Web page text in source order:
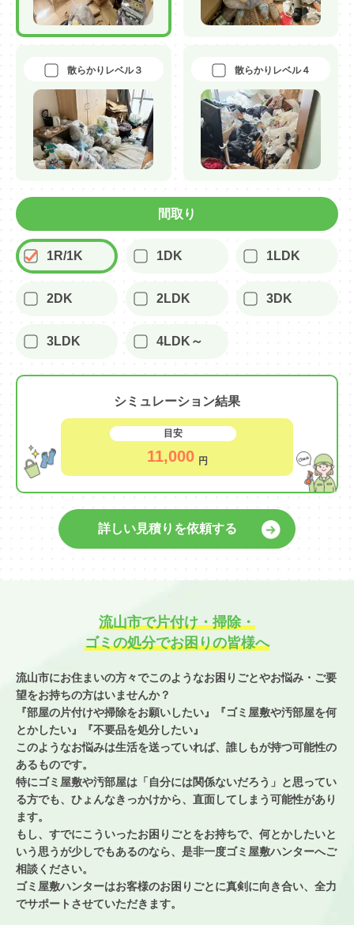
散らかりレベル３ 散らかりレベル４
間取り
1R/1K 1DK 1LDK
2DK 2LDK 3DK
3LDK 4LDK～
シミュレーション結果
目安
11,000 円
詳しい見積りを依頼する
流山市で片付け・掃除・
ゴミの処分でお困りの皆様へ
流山市にお住まいの方々でこのようなお困りごとやお悩み・ご要
望をお持ちの方はいませんか？
『部屋の片付けや掃除をお願いしたい』『ゴミ屋敷や汚部屋を何
とかしたい』
『不要品を処分したい』
このようなお悩みは生活を送っていれば、誰しもが持つ可能性の
あるものです。
特にゴミ屋敷や汚部屋は「自分には関係ないだろう」と思ってい
る方でも、 ひょんなきっかけから、直面してしまう可能性があり
ます。
もし、すでにこういったお困りごとをお持ちで、 何とかしたいと
いう思うが少しでもあるのなら、 是非一度ゴミ屋敷ハンターへご
相談ください。
ゴミ屋敷ハンターはお客様のお困りごとに真剣に向き合い、 全力
でサポートさせていただきます。